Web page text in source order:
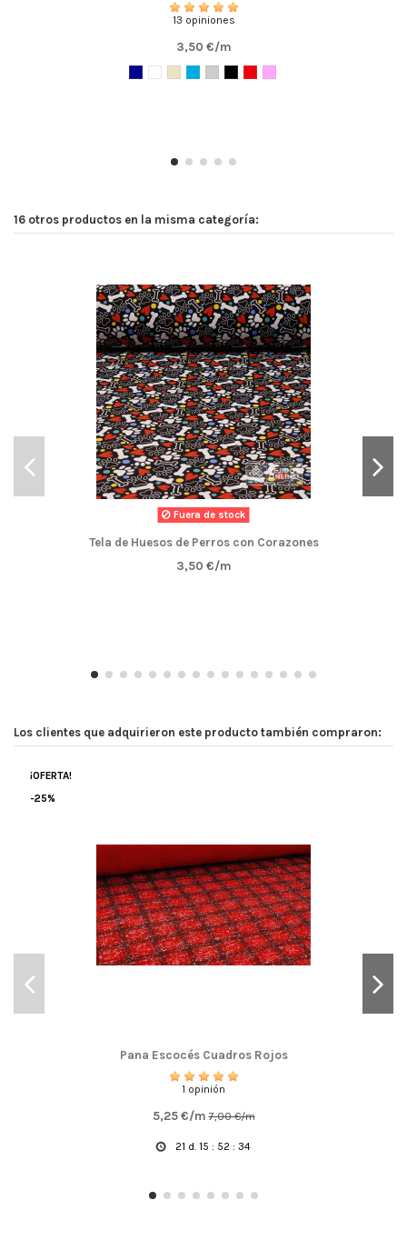
13 opiniones
3,50 €/m
16 otros productos en la misma categoría:
Fuera de stock
Tela de Huesos de Perros con Corazones
3,50 €/m
Los clientes que adquirieron este producto también compraron:
¡OFERTA!
-25%
Pana Escocés Cuadros Rojos
1 opinión
5,25 €/m7,00 €/m
21 d. 15 : 52 :33